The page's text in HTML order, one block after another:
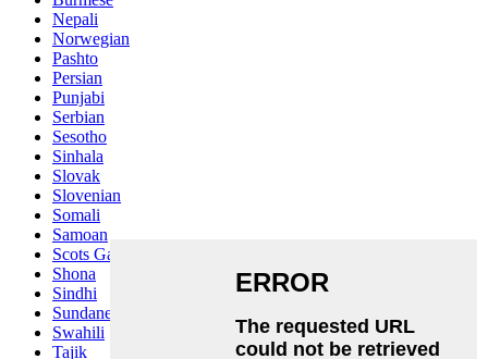
Nepali
Norwegian
Pashto
Persian
Punjabi
Serbian
Sesotho
Sinhala
Slovak
Slovenian
Somali
Samoan
Scots Gaelic
Shona
Sindhi
Sundanese
Swahili
Tajik